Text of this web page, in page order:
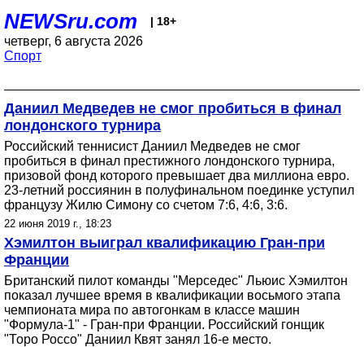
NEWSru.com | 18+
четверг, 6 августа 2026
Спорт
Даниил Медведев не смог пробиться в финал
лондонского турнира
Российский теннисист Даниил Медведев не смог
пробиться в финал престижного лондонского турнира,
призовой фонд которого превышает два миллиона евро.
23-летний россиянин в полуфинальном поединке уступил
французу Жилю Симону со счетом 7:6, 4:6, 3:6.
22 июня 2019 г., 18:23
Хэмилтон выиграл квалификацию Гран-при
Франции
Британский пилот команды "Мерседес" Льюис Хэмилтон
показал лучшее время в квалификации восьмого этапа
чемпионата мира по автогонкам в классе машин
"Формула-1" - Гран-при Франции. Российский гонщик
"Торо Россо" Даниил Квят занял 16-е место.